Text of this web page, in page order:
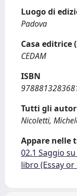
Luogo di
Padova
Casa editrice
CEDAM
ISBN
Tutti gli
Nicoletti,
Appare nelle
02.1 Saggio
libro (Essay